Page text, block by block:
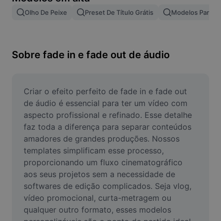
Remover plano de fundo de imagem
Melhorar Imagem
Editar Imagem Online
Criador de Memes
AI Text Remover
AI People Remover
AI Inpainting
Face Cutout
Olho De Peixe Preset De Título Grátis Modelos Para
Sobre fade in e fade out de áudio
Criar o efeito perfeito de fade in e fade out
de áudio é essencial para ter um vídeo com
aspecto profissional e refinado. Esse detalhe
faz toda a diferença para separar conteúdos
amadores de grandes produções. Nossos
templates simplificam esse processo,
proporcionando um fluxo cinematográfico
aos seus projetos sem a necessidade de
softwares de edição complicados. Seja vlog,
vídeo promocional, curta-metragem ou
qualquer outro formato, esses modelos